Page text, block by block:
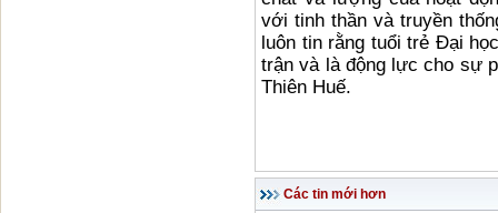
với tinh thần và truyền
luôn tin rằng tuổi trẻ Đại
trận và là động lực cho sự
Thiên Huế.
Các tin mới hơn